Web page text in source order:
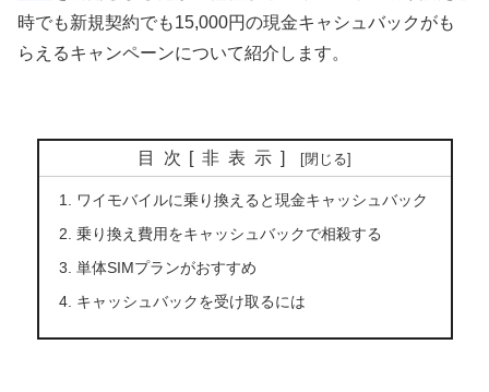
時でも新規契約でも15,000円の現金キャシュバックがも
らえるキャンペーンについて紹介します。
目次 [非表示]
ワイモバイルに乗り換えると現金キャッシュバック
乗り換え費用をキャッシュバックで相殺する
単体SIMプランがおすすめ
キャッシュバックを受け取るには